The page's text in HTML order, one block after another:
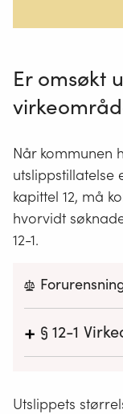
Er omsøkt
Når kommunen
utslippstillatelse
kapittel 12, må
hvorvidt
12-1.
+ § 12-1
lignende
Utslippets